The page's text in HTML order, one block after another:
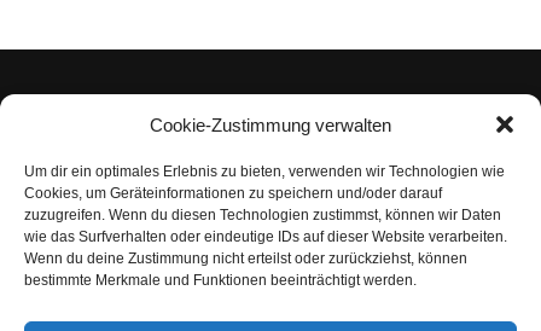
Cookie-Zustimmung verwalten
Um dir ein optimales Erlebnis zu bieten, verwenden wir Technologien wie
Cookies, um Geräteinformationen zu speichern und/oder darauf
zuzugreifen. Wenn du diesen Technologien zustimmst, können wir Daten
wie das Surfverhalten oder eindeutige IDs auf dieser Website verarbeiten.
Wenn du deine Zustimmung nicht erteilst oder zurückziehst, können
bestimmte Merkmale und Funktionen beeinträchtigt werden.
Impressum
Datenschutzerklärung
Nutzungsbedingungen | Haftungsausschluss